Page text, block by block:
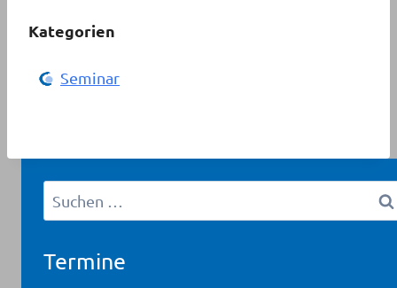
Kategorien
Seminar
Suchen
nach:
Termine